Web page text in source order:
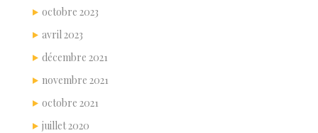
octobre 2023
avril 2023
décembre 2021
novembre 2021
octobre 2021
juillet 2020